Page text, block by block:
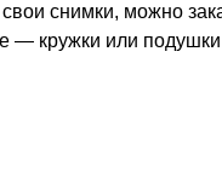
снимки, можно
— кружки или